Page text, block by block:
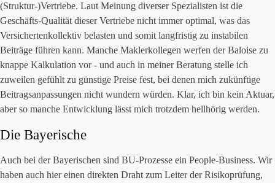
(Struktur-)Vertriebe. Laut Meinung diverser Spezialisten ist die
Geschäfts-Qualität dieser Vertriebe nicht immer optimal, was das
Versichertenkollektiv belasten und somit langfristig zu instabilen
Beiträge führen kann. Manche Maklerkollegen werfen der Baloise zu
knappe Kalkulation vor - und auch in meiner Beratung stelle ich
zuweilen gefühlt zu günstige Preise fest, bei denen mich zukünftige
Beitragsanpassungen nicht wundern würden. Klar, ich bin kein Aktuar,
aber so manche Entwicklung lässt mich trotzdem hellhörig werden.
Die Bayerische
Auch bei der Bayerischen sind BU-Prozesse ein People-Business. Wir
haben auch hier einen direkten Draht zum Leiter der Risikoprüfung,